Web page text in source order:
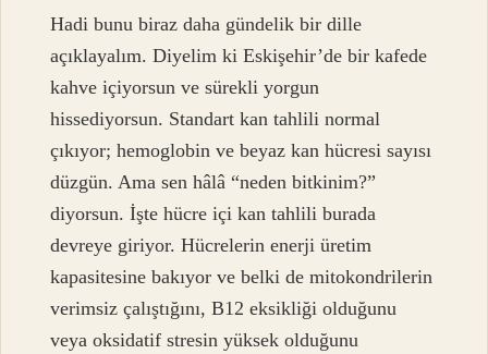
Hadi bunu biraz daha gündelik bir dille
açıklayalım. Diyelim ki Eskişehir’de bir kafede
kahve içiyorsun ve sürekli yorgun
hissediyorsun. Standart kan tahlili normal
çıkıyor; hemoglobin ve beyaz kan hücresi sayısı
düzgün. Ama sen hâlâ “neden bitkinim?”
diyorsun. İşte hücre içi kan tahlili burada
devreye giriyor. Hücrelerin enerji üretim
kapasitesine bakıyor ve belki de mitokondrilerin
verimsiz çalıştığını, B12 eksikliği olduğunu
veya oksidatif stresin yüksek olduğunu